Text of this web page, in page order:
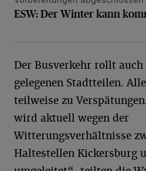
ESW: Der Winter kann
Der Busverkehr rollt
gelegenen Stadtteilen.
teilweise zu
wird aktuell wegen der
Witterungsverhältnisse
Haltestellen Kickersburg